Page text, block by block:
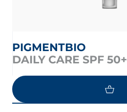
PIGMENTBIO
DAILY CARE SPF 50+